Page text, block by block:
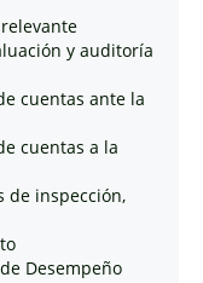
y auditoría
cuentas ante la
cuentas a la
de inspección,
Desempeño